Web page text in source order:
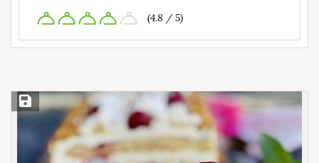
(4.8 / 5)
Save Recipe